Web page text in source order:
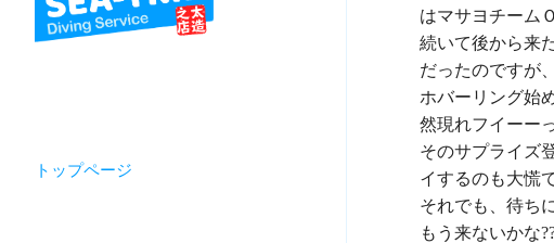
トップページ
はマサヨチーム
続いて後から来
だったのですが
ホバーリング始
然現れフイーー
そのサプライズ
イするのも大慌
それでも、待ち
もう来ないかな